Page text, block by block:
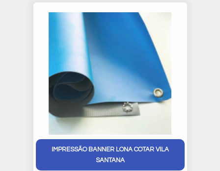
IMPRESSÃO BANNER LONA COTAR VILA
SANTANA